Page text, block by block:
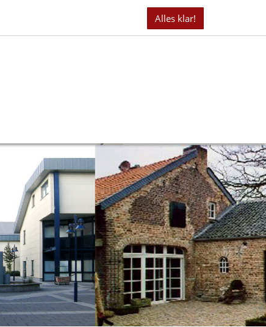
Jahren erfolgreich als Immobilienmakler tätig
Alles klar!